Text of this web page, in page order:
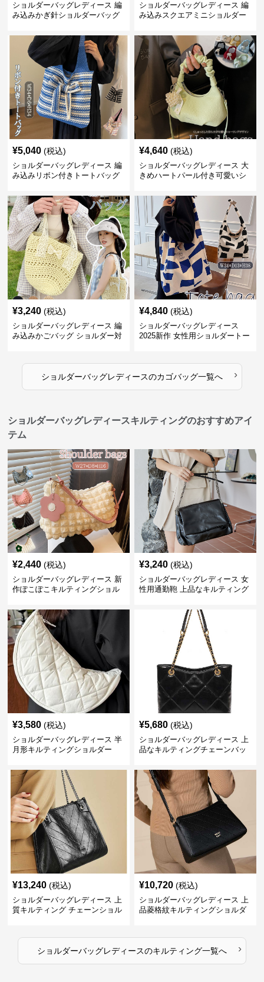
ショルダーバッグレディース 編
み込みかぎ針ショルダーバッグ
ショルダーバッグレディース 編
み込みスクエアミニショルダー
¥5,040 (税込)
ショルダーバッグレディース 編
み込みリボン付きトートバッグ
¥4,640 (税込)
ショルダーバッグレディース 大
きめハートパール付き可愛いシ
¥3,240 (税込)
ショルダーバッグレディース 編
み込みかごバッグ ショルダー対
¥4,840 (税込)
ショルダーバッグレディース
2025新作 女性用ショルダートー
ショルダーバッグレディースのカゴバッグ一覧へ ›
ショルダーバッグレディースキルティングのおすすめアイ
テム
¥2,440 (税込)
ショルダーバッグレディース 新
作ぽこぽこキルティングショル
¥3,240 (税込)
ショルダーバッグレディース 女
性用通勤鞄 上品なキルティング
¥3,580 (税込)
ショルダーバッグレディース 半
月形キルティングショルダー
¥5,680 (税込)
ショルダーバッグレディース 上
品なキルティングチェーンバッ
¥13,240 (税込)
ショルダーバッグレディース 上
質キルティング チェーンショル
¥10,720 (税込)
ショルダーバッグレディース 上
品菱格紋キルティングショルダ
ショルダーバッグレディースのキルティング一覧へ ›